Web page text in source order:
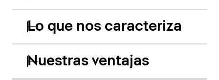
Lo que nos caracteriza
Nuestras ventajas